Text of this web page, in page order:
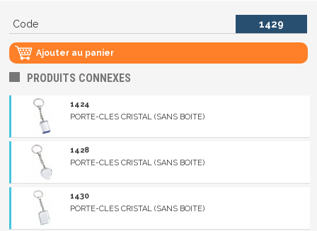
Code 1429
Ajouter au panier
PRODUITS CONNEXES
1424
PORTE-CLES CRISTAL (SANS BOITE)
1428
PORTE-CLES CRISTAL (SANS BOITE)
1430
PORTE-CLES CRISTAL (SANS BOITE)